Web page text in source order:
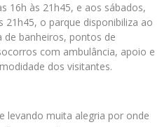
16h às 21h45, e aos sábados,
o parque disponibiliza ao
de banheiros, pontos de
com ambulância, apoio e
dos visitantes.
levando muita alegria por onde